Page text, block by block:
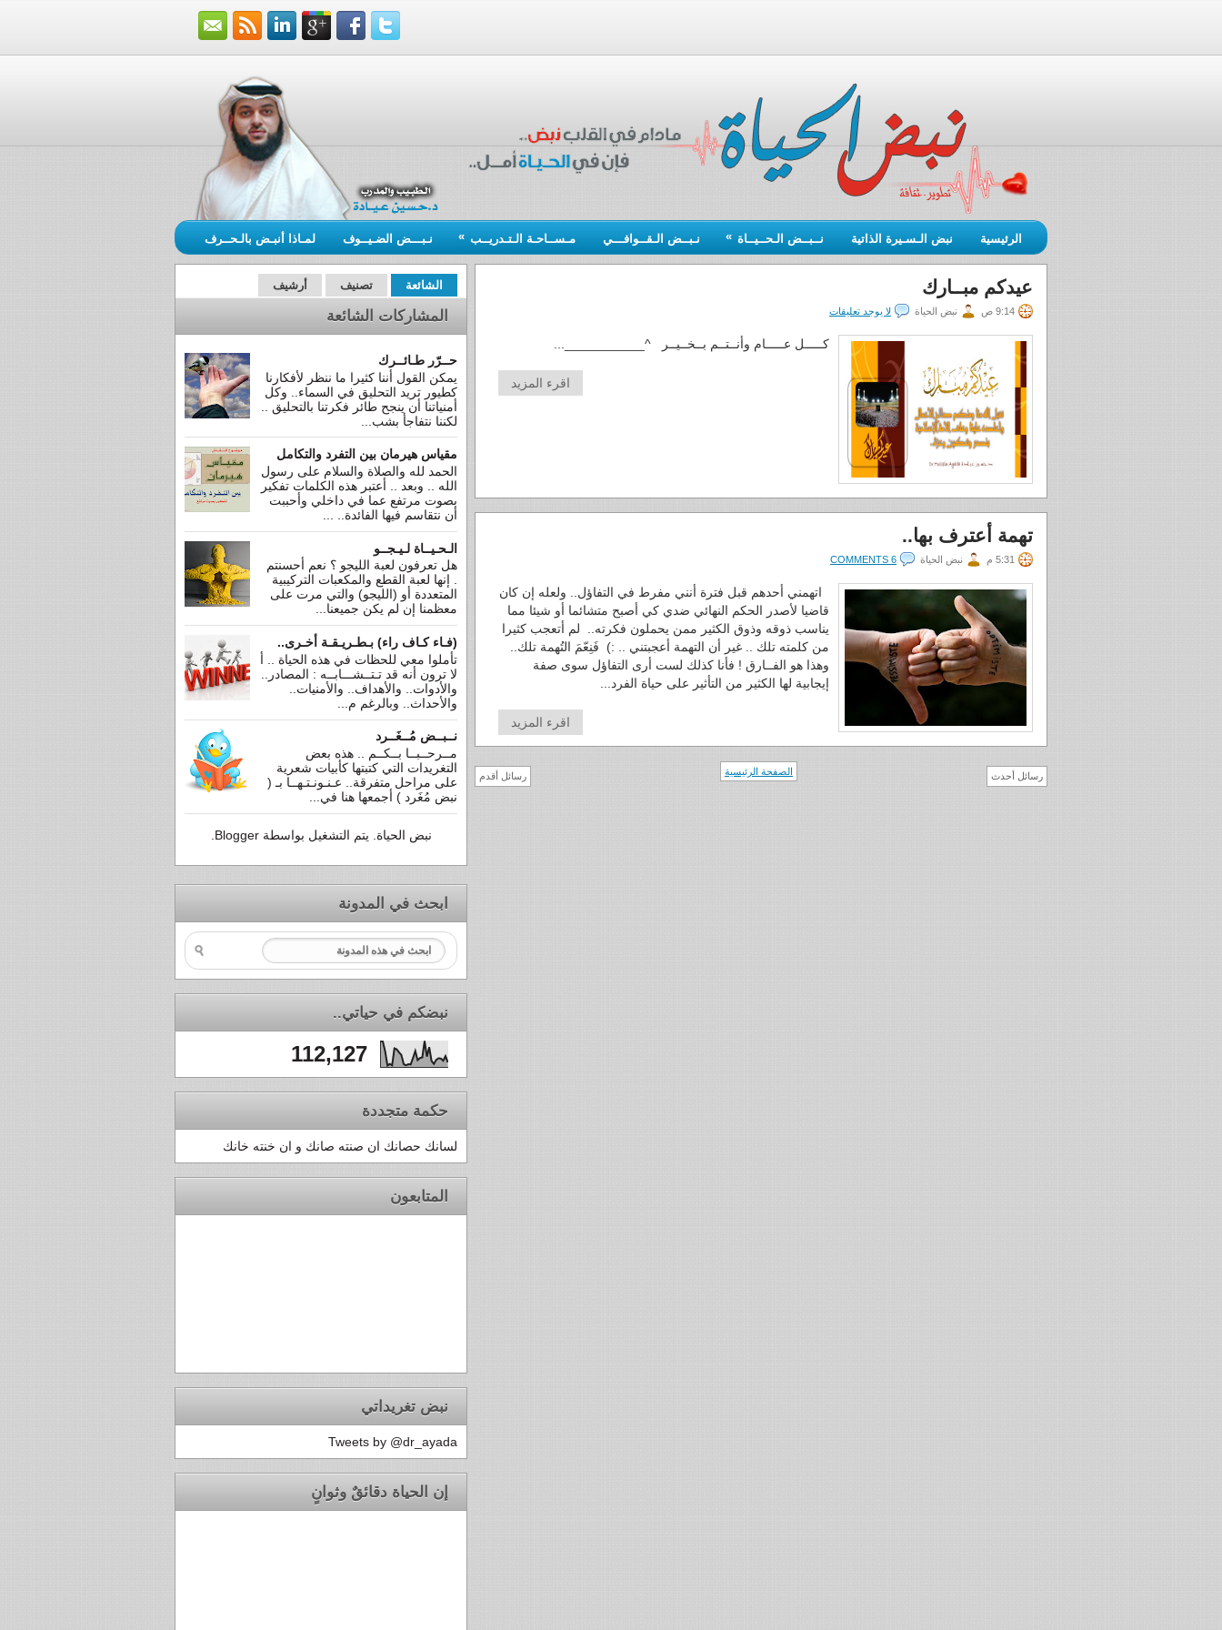
الرئيسية نبض الـسـيرة الذاتية نــبــض الـحــيــاة » نـبــض الـقــوافـــي مـســاحـة الـتـدريــب » نـبـــض الضـيــوف لمـاذا أنبـض بالـحــرف
عيدكم مبــارك
9:14 ص نبض الحياة لا يوجد تعليقات
كـــــل عـــــام وأنــتــم بــخــيــر ^___________...
اقرء المزيد
تهمة أعترف بها..
5:31 م نبض الحياة 6 COMMENTS
اتهمني أحدهم قبل فترة أنني مفرط في التفاؤل.. ولعله إن كان
قاضيا لأصدر الحكم النهائي ضدي كي أصبح متشائما أو شيئا مما
يناسب ذوقه وذوق الكثير ممن يحملون فكرته.. لم أتعجب كثيرا
من كلمته تلك .. غير أن التهمة أعجبتني .. :) فَنِعّمَ التُهمة تلك..
وهذا هو الفــارق ! فأنا كذلك لست أرى التفاؤل سوى صفة
إيجابية لها الكثير من التأثير على حياة الفرد...
اقرء المزيد
رسائل أحدث رسائل أقدم الصفحة الرئيسية
الشائعة تصنيف أرشيف
المشاركات الشائعة
حــرّر طـائــرك
يمكن القول أننا كثيرا ما ننظر لأفكارنا
كطيور تريد التحليق في السماء.. وكل
أمنياتنا أن ينجح طائر فكرتنا بالتحليق ..
لكننا نتفاجأ بشب...
مقياس هيرمان بين التفرد والتكامل
الحمد لله والصلاة والسلام على رسول
الله .. وبعد .. أعتبر هذه الكلمات تفكير
بصوت مرتفع عما في داخلي وأحببت
أن نتقاسم فيها الفائدة.. ...
الـحـيــاة لـيـجــو
هل تعرفون لعبة الليجو ؟ نعم أحسنتم
. إنها لعبة القطع والمكعبات التركيبية
المتعددة أو (الليجو) والتي مرت على
معظمنا إن لم يكن جميعنا...
(فـاء كـاف راء) بـطـريـقـة أخـرى..
تأملوا معي للحظات في هذه الحياة .. أ
لا ترون أنه قد تـتــشـــابــه : المصادر..
والأدوات.. والأهداف.. والأمنيات..
والأحداث.. وبالرغم م...
نــبــض مُــغَــرد
مــرحــبــا بــكــم .. هذه بعض
التغريدات التي كتبتها كأبيات شعرية
على مراحل متفرقة.. عـنـونـتـهــا بـ (
نبض مُغَرد ) أجمعها هنا في...
نبض الحياة. يتم التشغيل بواسطةBlogger
ابحث في المدونة
نبضكم في حياتي..
112,127
حكمة متجددة
لسانك حصانك ان صنته صانك و ان خنته خانك
المتابعون
نبض تغريداتي
Tweets by @dr_ayada
إن الحياة دقائقٌ وثوانٍ